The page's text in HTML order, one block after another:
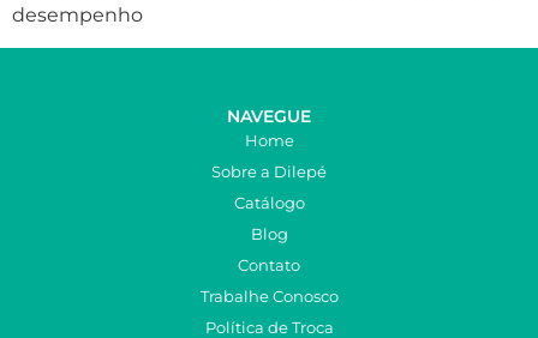
desempenho
NAVEGUE
Home
Sobre a Dilepé
Catálogo
Blog
Contato
Trabalhe Conosco
Política de Troca